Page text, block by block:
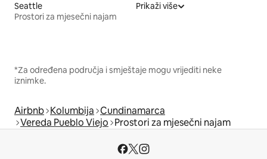
Seattle
Prostori za mjesečni najam
Prikaži više
*Za određena područja i smještaje mogu vrijediti neke
iznimke.
Airbnb Kolumbija Cundinamarca
Vereda Pueblo Viejo Prostori za mjesečni najam